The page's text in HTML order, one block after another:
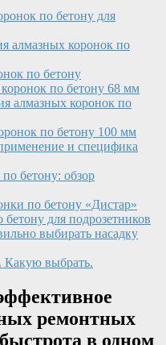
по бетону для
алмазных коронок по
по бетону
по бетону 68 мм
алмазных коронок по
по бетону 100 мм
и специфика
бетону: обзор
по бетону «Дистар»
для подрозетников
выбирать насадку
Какую выбрать.
ремонтных
в одном